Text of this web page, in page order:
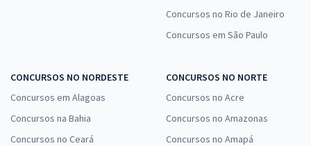
Concursos no Rio de Janeiro
Concursos em São Paulo
CONCURSOS NO NORDESTE
Concursos em Alagoas
Concursos na Bahia
Concursos no Ceará
CONCURSOS NO NORTE
Concursos no Acre
Concursos no Amazonas
Concursos no Amapá